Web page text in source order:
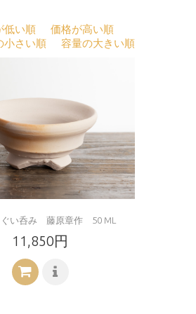
低い順
価格が高い順
小さい順
容量の大きい順
い呑み 藤原章作 50 ML
11,850円